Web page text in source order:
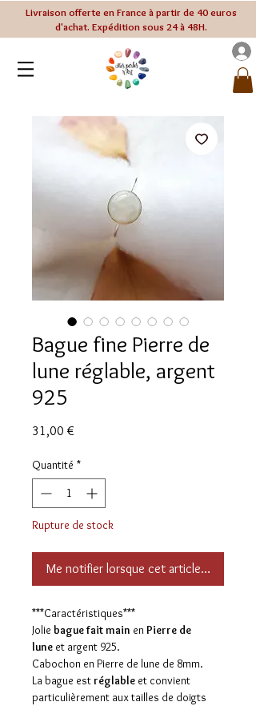
Livraison offerte en France à partir de 40 euros
d'achat. Expédition sous 24 à 48H.
Bague fine Pierre de
lune réglable, argent
925
31,00 €
Quantité *
Rupture de stock
Me notifier lorsque cet article est
***Caractéristiques***
Jolie bague fait main enPierre de
lune et argent 925.
Cabochon en Pierre de lune de 8mm.
La bague est réglable et convient
particulièrement aux tailles de doigts